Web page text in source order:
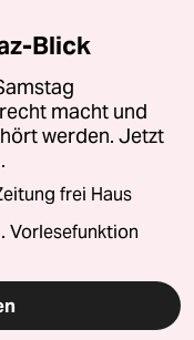
Blick
macht und
werden. Jetzt
frei Haus
Vorlesefunktion